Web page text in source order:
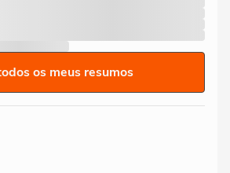
os meus resumos